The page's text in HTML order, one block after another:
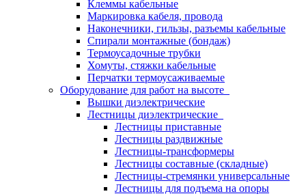
Клеммы кабельные
Маркировка кабеля, провода
Наконечники, гильзы, разъемы кабельные
Спирали монтажные (бондаж)
Термоусадочные трубки
Хомуты, стяжки кабельные
Перчатки термоусаживаемые
Оборудование для работ на высоте
Вышки диэлектрические
Лестницы диэлектрические
Лестницы приставные
Лестницы раздвижные
Лестницы-трансформеры
Лестницы составные (складные)
Лестницы-стремянки универсальные
Лестницы для подъема на опоры